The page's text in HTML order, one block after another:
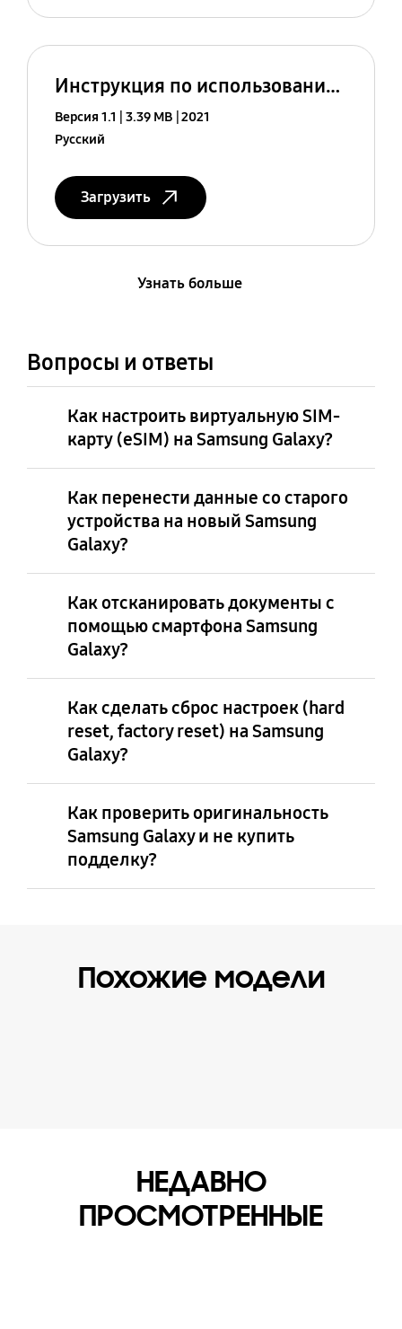
Инструкция по использованию (Android 10)
Версия 1.1 3.39 MB 2021
Русский
Загрузить
Узнать больше
Вопросы и ответы
Как настроить виртуальную SIM-
карту (eSIM) на Samsung Galaxy?
Как перенести данные со старого
устройства на новый Samsung
Galaxy?
Как отсканировать документы с
помощью смартфона Samsung
Galaxy?
Как сделать сброс настроек (hard
reset, factory reset) на Samsung
Galaxy?
Как проверить оригинальность
Samsung Galaxy и не купить
подделку?
Похожие модели
НЕДАВНО
ПРОСМОТРЕННЫЕ